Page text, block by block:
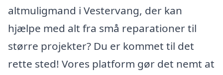
altmuligmand i Vestervang, der kan
hjælpe med alt fra små reparationer til
større projekter? Du er kommet til det
rette sted! Vores platform gør det nemt at